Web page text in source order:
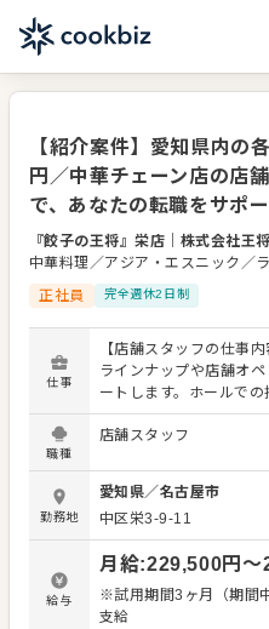
【紹介案件】愛知県内の
円／中華チェーン店の店
で、あなたの転職をサポ
『餃子の王将』栄店
株式会社王
中華料理／アジア・エスニック／
正社員
完全週休2日制
仕事
【店舗スタッフの仕事
ラインナップや店舗オ
ートします。ホールで
定メニューなどの調理
に関わる幅広いスキルを
迎です。 【具体的には…】 ・お席へのご案内、オーダーテ
イク、レジ対応など接客
管理、電話対応 ・仕込
材の仕入れや在庫管理
入社後はスキルに合わせ
徐々に仕事の幅を広げ
なたの成長をサポートし
職種
店舗スタッフ
勤務地
愛知県／名古屋市
中区栄3-9-11
給与
月給:229,500円〜
※試用期間3ヶ月（期間
支給